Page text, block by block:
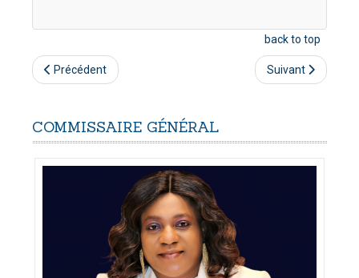
back to top
Précédent Suivant
COMMISSAIRE GÉNÉRAL